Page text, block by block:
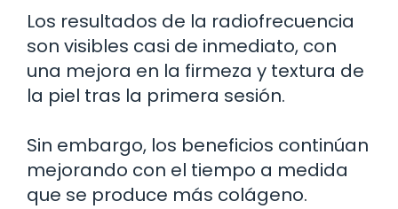
Los resultados de la radiofrecuencia
son visibles casi de inmediato, con
una mejora en la firmeza y textura de
la piel tras la primera sesión.
Sin embargo, los beneficios continúan
mejorando con el tiempo a medida
que se produce más colágeno.